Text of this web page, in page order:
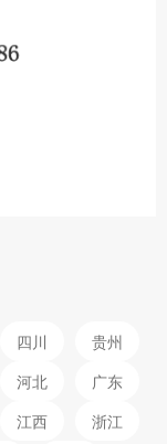
四川
贵州
河北
广东
江西
浙江